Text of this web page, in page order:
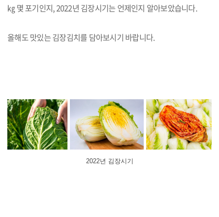
㎏ 몇 포기인지, 2022년 김장시기는 언제인지 알아보았습니다.
올해도 맛있는 김장김치를 담아보시기 바랍니다.
2022년 김장시기